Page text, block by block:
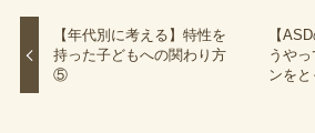
【年代別に考える】特性を
持った子どもへの関わり方
⑤
【
うや
ンを